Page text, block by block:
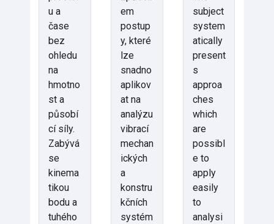
u a
čase
bez
ohledu
na
hmotno
st a
působí
cí síly.
Zabývá
se
kinema
tikou
bodu a
tuhého
em
postup
y, které
lze
snadno
aplikov
at na
analýzu
vibrací
mechan
ických
a
konstru
kčních
systém
subject
system
atically
present
s
approa
ches
which
are
possibl
e to
apply
easily
to
analysi